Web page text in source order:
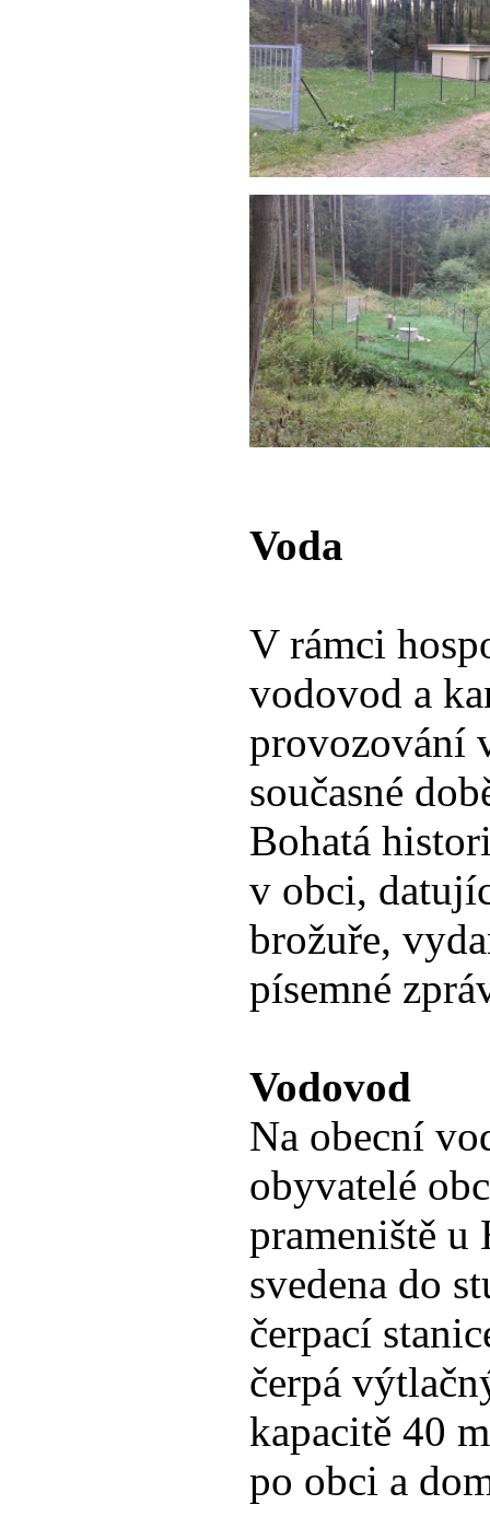
Voda
V rámci
vodovod a
provozování
současné
Bohatá
v obci,
brožuře,
písemné
Vodovod
Na obecní
obyvatelé
prameniště u
svedena do
čerpací
čerpá
kapacitě 40
po obci a